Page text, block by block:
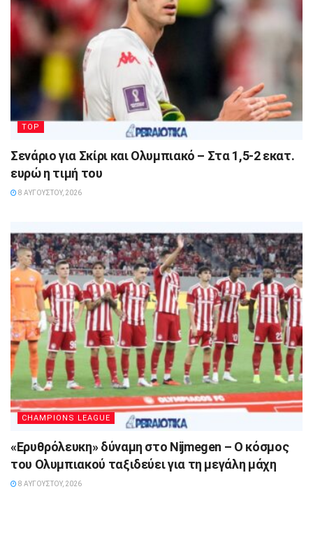
TOP
Σενάριο για Σκίρι και Ολυμπιακό – Στα 1,5-2 εκατ.
ευρώ η τιμή του
8 ΑΥΓΟΎΣΤΟΥ, 2026
CHAMPIONS LEAGUE
«Ερυθρόλευκη» δύναμη στο Nijmegen – Ο κόσμος
του Ολυμπιακού ταξιδεύει για τη μεγάλη μάχη
8 ΑΥΓΟΎΣΤΟΥ, 2026